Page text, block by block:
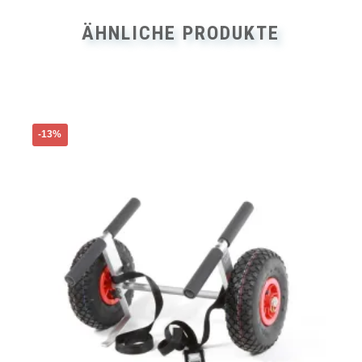
ÄHNLICHE PRODUKTE
-13%